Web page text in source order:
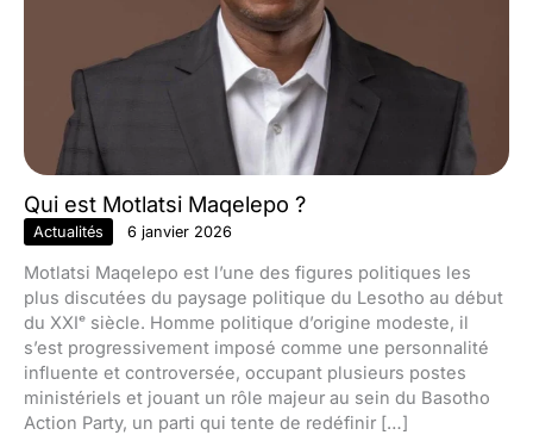
Qui est Motlatsi Maqelepo ?
Actualités 6 janvier 2026
Motlatsi Maqelepo est l’une des figures politiques les
plus discutées du paysage politique du Lesotho au début
du XXIᵉ siècle. Homme politique d’origine modeste, il
s’est progressivement imposé comme une personnalité
influente et controversée, occupant plusieurs postes
ministériels et jouant un rôle majeur au sein du Basotho
Action Party, un parti qui tente de redéfinir […]